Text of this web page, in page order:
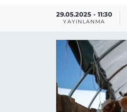
29.05.2025 - 11:30
YAYINLANMA